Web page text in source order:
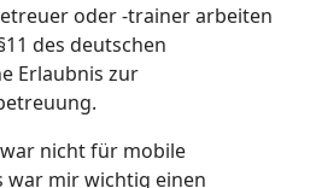
oder -trainer arbeiten
des deutschen
Erlaubnis zur
nicht für mobile
war mir wichtig einen